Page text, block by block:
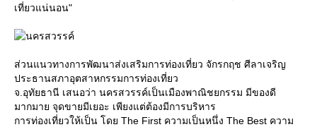
เที่ยวแน่นอน"
ส่วนแนวทางการพัฒนาส่งเสริมการท่องเที่ยว จักรกฤช ศีลาเจริญ
ประธานสภาอุตสาหกรรมการท่องเที่ยว
จ.อุทัยธานี เสนอว่า นครสวรรค์เป็นเมืองพาณิชยกรรม มีของดี
มากมาย จุดขายมีเยอะ เพียงแต่ต้องมีการบริหาร
การท่องเที่ยวให้เป็น โดย The First ความเป็นหนึ่ง The Best ความ